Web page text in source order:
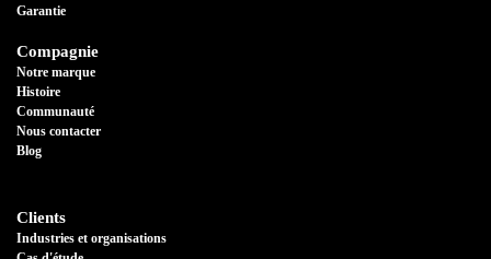
Garantie
Compagnie
Notre marque
Histoire
Communauté
Nous contacter
Blog
Clients
Industries et organisations